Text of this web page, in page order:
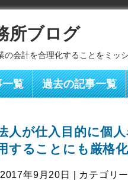
所ブログ
の会計を合理化することをミッ
一覧 過去の記事一覧
人が仕入目的に個
することにも厳格
2017年9月20日 | カテゴリ